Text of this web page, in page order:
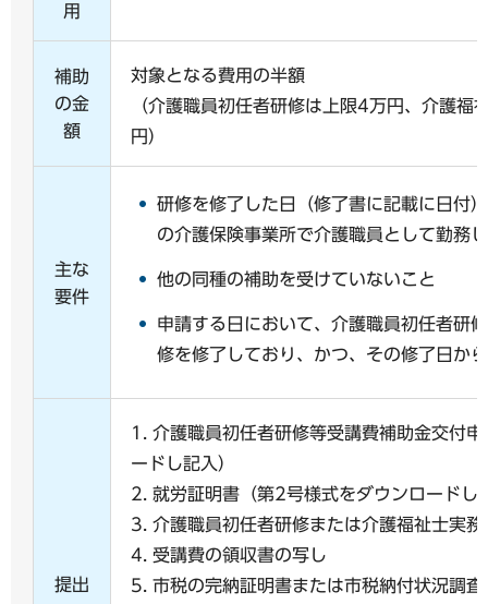
用
補助
の金
額
対象となる費用の半額
（介護職員初任者研修は上限4万円、介護福
円）
主な
要件
研修を修了した日（修了書に記載に日付
の介護保険事業所で介護職員として勤務
他の同種の補助を受けていないこと
申請する日において、介護職員初任者研
修を修了しており、かつ、その修了日か
提出
1. 介護職員初任者研修等受講費補助金交付
ードし記入）
2. 就労証明書（第2号様式をダウンロードし
3. 介護職員初任者研修または介護福祉士実
4. 受講費の領収書の写し
5. 市税の完納証明書または市税納付状況調